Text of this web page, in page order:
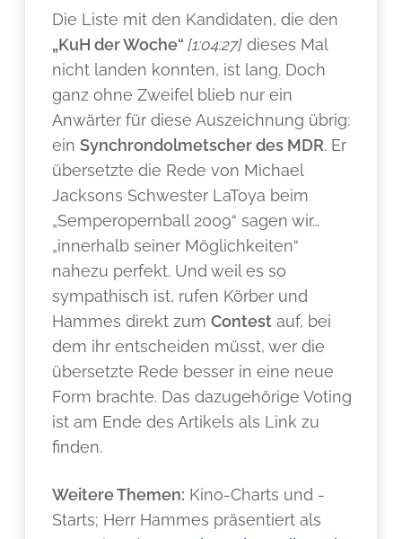
Die Liste mit den Kandidaten, die den
„KuH der Woche“[1:04:27] dieses Mal
nicht landen konnten, ist lang. Doch
ganz ohne Zweifel blieb nur ein
Anwärter für diese Auszeichnung übrig:
einSynchrondolmetscher des MDR. Er
übersetzte die Rede von Michael
Jacksons Schwester LaToya beim
„Semperopernball 2009“ sagen wir…
„innerhalb seiner Möglichkeiten“
nahezu perfekt. Und weil es so
sympathisch ist, rufen Körber und
Hammes direkt zumContest auf, bei
dem ihr entscheiden müsst, wer die
übersetzte Rede besser in eine neue
Form brachte. Das dazugehörige Voting
ist am Ende des Artikels als Link zu
finden.
Weitere Themen: Kino-Charts und -
Starts; Herr Hammes präsentiert als